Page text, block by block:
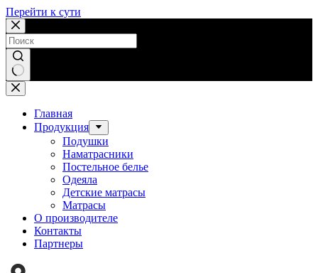
Перейти к сути
Ничего
не
найденоГлавная
Продукция
Подушки
Наматрасники
Постельное белье
Одеяла
Детские матрасы
Матрасы
О производителе
Контакты
Партнеры